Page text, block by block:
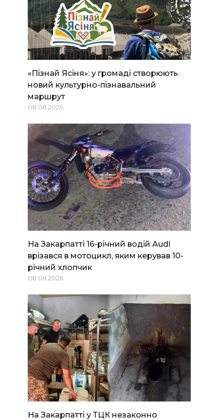
«Пізнай Ясіня»: у громаді створюють
новий культурно-пізнавальний
маршрут
08.08.2026
На Закарпатті 16-річний водій Audi
врізався в мотоцикл, яким керував 10-
річний хлопчик
08.08.2026
На Закарпатті у ТЦК незаконно